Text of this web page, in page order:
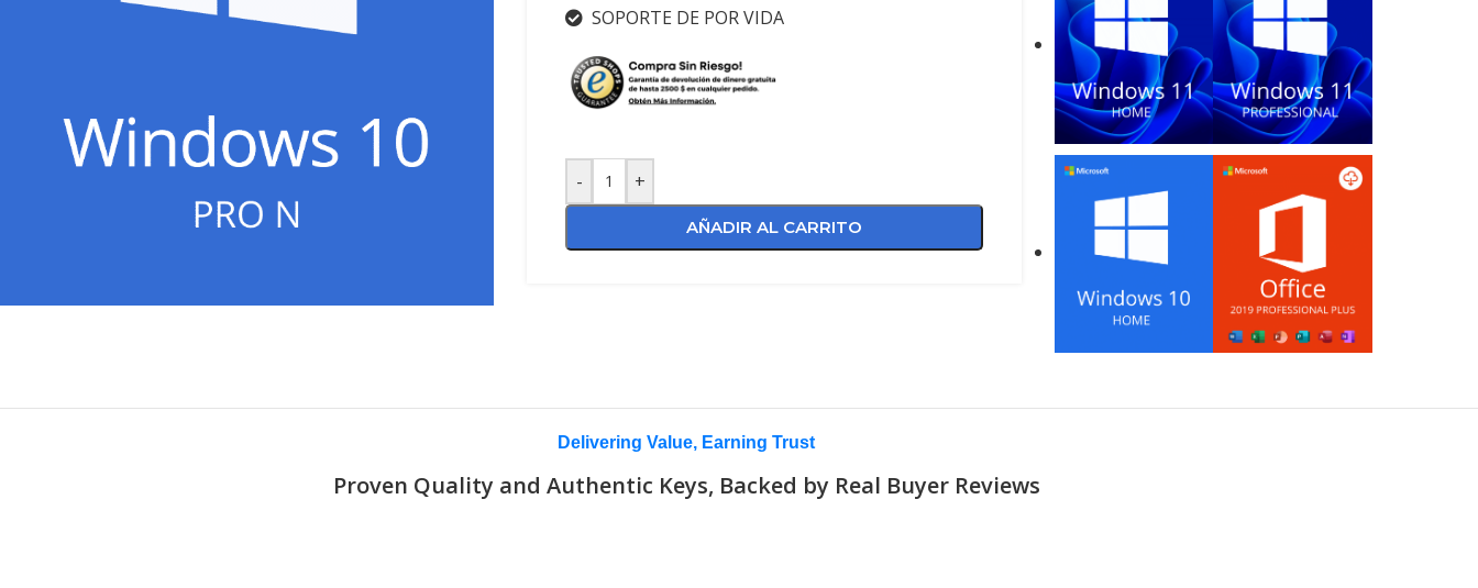
SOPORTE DE POR VIDA
- +
AÑADIR AL CARRITO
Delivering Value, Earning Trust
Proven Quality and Authentic Keys, Backed by Real Buyer Reviews